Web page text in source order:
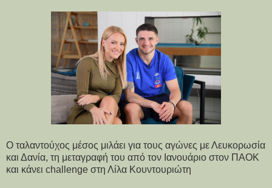
Ο ταλαντούχος μέσος μιλάει για τους αγώνες με Λευκορωσία
και Δανία, τη μεταγραφή του από τον Ιανουάριο στον ΠΑΟΚ
και κάνει challenge στη Λίλα Κουντουριώτη